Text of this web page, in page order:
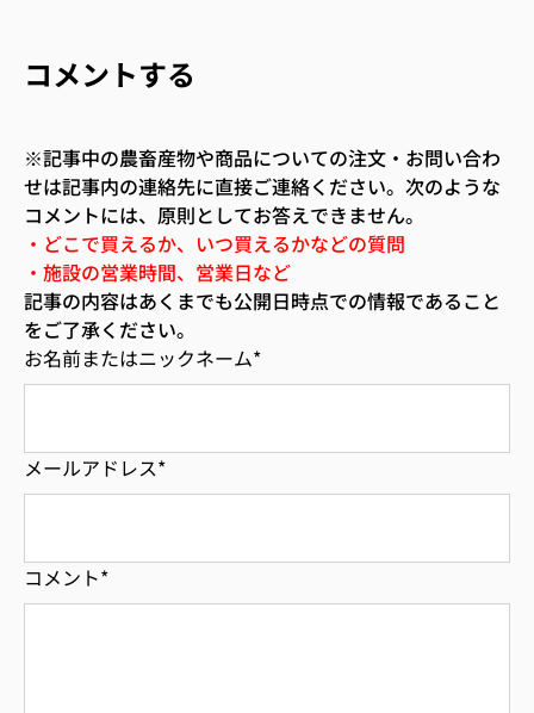
コメントする
※記事中の農畜産物や商品についての注文・お問い合わ
せは記事内の連絡先に直接ご連絡ください。次のような
コメントには、原則としてお答えできません。
・どこで買えるか、いつ買えるかなどの質問
・施設の営業時間、営業日など
記事の内容はあくまでも公開日時点での情報であること
をご了承ください。
お名前またはニックネーム*
メールアドレス*
コメント*